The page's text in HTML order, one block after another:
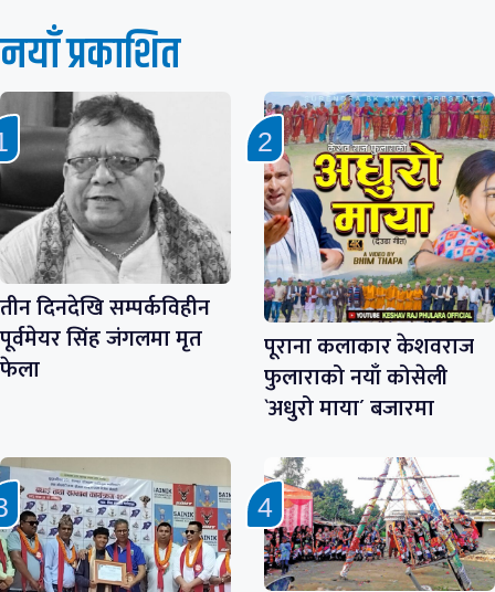
नयाँ प्रकाशित
तीन दिनदेखि सम्पर्कविहीन
पूर्वमेयर सिंह जंगलमा मृत
फेला
पूराना कलाकार केशवराज
फुलाराको नयाँ कोसेली
`अधुरो माया´ बजारमा